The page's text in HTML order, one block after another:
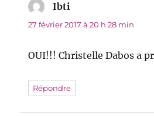
Ibti
27 février 2017 à 20 h 28 min
OUI!!! Christelle Dabos a
Répondre